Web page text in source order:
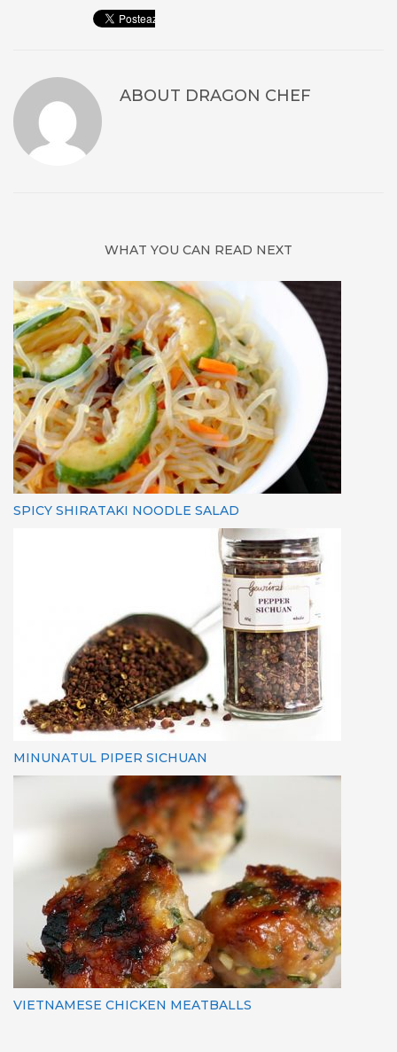
ABOUT DRAGON CHEF
WHAT YOU CAN READ NEXT
SPICY SHIRATAKI NOODLE SALAD
MINUNATUL PIPER SICHUAN
VIETNAMESE CHICKEN MEATBALLS